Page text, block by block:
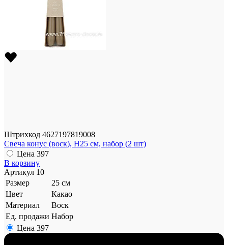
Штрихкод 4627197819008
Свеча конус (воск), H25 см, набор (2 шт)
Цена 397
В корзину
Артикул 10
Размер
25 см
Цвет
Какао
Материал
Воск
Ед. продажи Набор
Цена 397